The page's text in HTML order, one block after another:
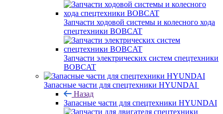
Запчасти ходовой системы и колесного хода
спецтехники BOBCAT
Запчасти электрических систем спецтехники
BOBCAT
Запасные части для спецтехники HYUNDAI
Назад
Запасные части для спецтехники HYUNDAI